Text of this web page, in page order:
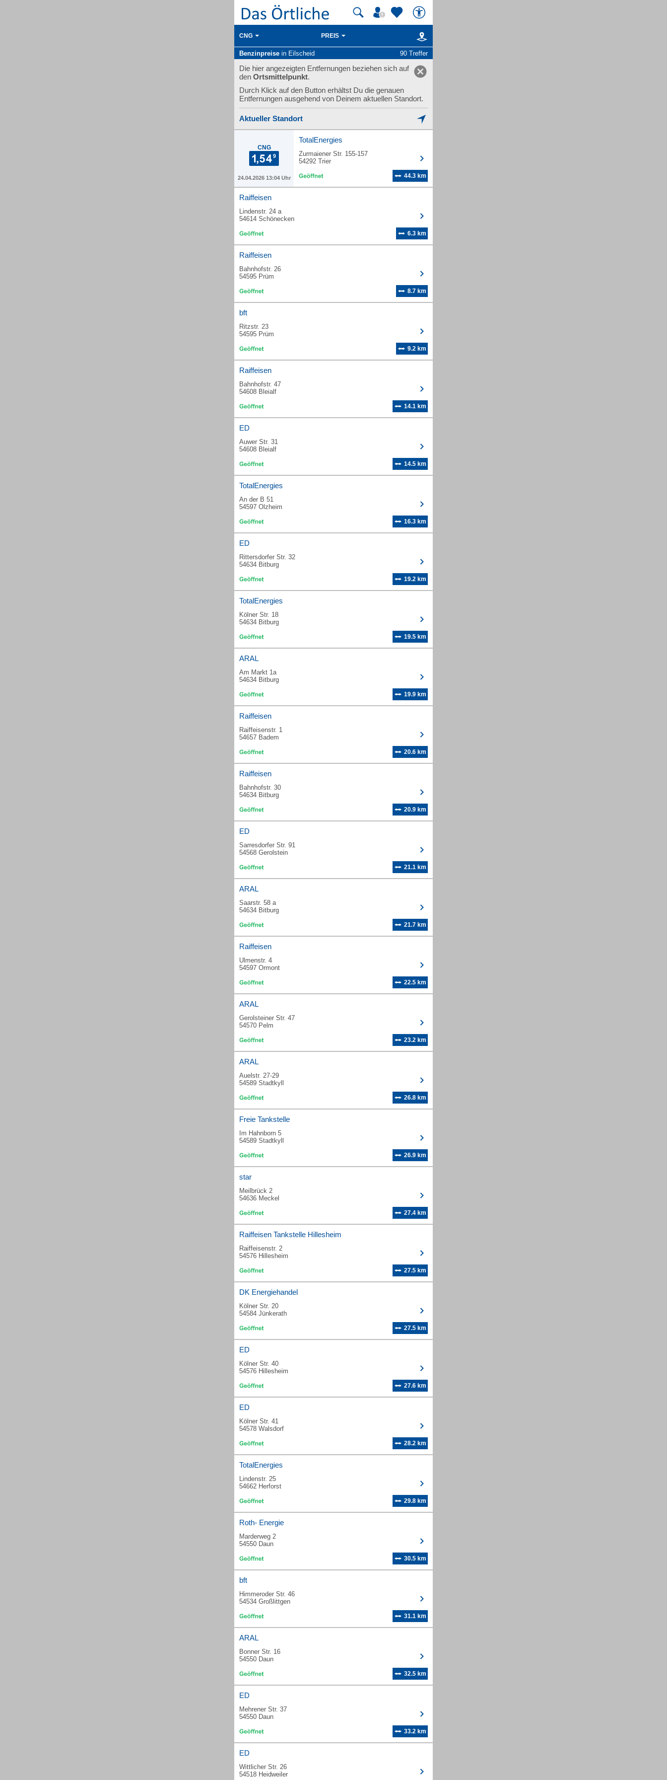
CNG PREIS
Benzinpreise in Eilscheid 90 Treffer
Die hier angezeigten Entfernungen beziehen sich auf
den Ortsmittelpunkt.
Durch Klick auf den Button erhältst Du die genauen
Entfernungen ausgehend von Deinem aktuellen Standort.
Aktueller Standort
CNG
24.04.2026 13:04 Uhr
TotalEnergies
Zurmaiener Str. 155-157
54292 Trier
44.3 km
Raiffeisen
Lindenstr. 24 a
54614 Schönecken
6.3 km
Raiffeisen
Bahnhofstr. 26
54595 Prüm
8.7 km
bft
Ritzstr. 23
54595 Prüm
9.2 km
Raiffeisen
Bahnhofstr. 47
54608 Bleialf
14.1 km
ED
Auwer Str. 31
54608 Bleialf
14.5 km
TotalEnergies
An der B 51
54597 Olzheim
16.3 km
ED
Rittersdorfer Str. 32
54634 Bitburg
19.2 km
TotalEnergies
Kölner Str. 18
54634 Bitburg
19.5 km
ARAL
Am Markt 1a
54634 Bitburg
19.9 km
Raiffeisen
Raiffeisenstr. 1
54657 Badem
20.6 km
Raiffeisen
Bahnhofstr. 30
54634 Bitburg
20.9 km
ED
Sarresdorfer Str. 91
54568 Gerolstein
21.1 km
ARAL
Saarstr. 58 a
54634 Bitburg
21.7 km
Raiffeisen
Ulmenstr. 4
54597 Ormont
22.5 km
ARAL
Gerolsteiner Str. 47
54570 Pelm
23.2 km
ARAL
Auelstr. 27-29
54589 Stadtkyll
26.8 km
Freie Tankstelle
Im Hahnborn 5
54589 Stadtkyll
26.9 km
star
Meilbrück 2
54636 Meckel
27.4 km
Raiffeisen Tankstelle Hillesheim
Raiffeisenstr. 2
54576 Hillesheim
27.5 km
DK Energiehandel
Kölner Str. 20
54584 Jünkerath
27.5 km
ED
Kölner Str. 40
54576 Hillesheim
27.6 km
ED
Kölner Str. 41
54578 Walsdorf
28.2 km
TotalEnergies
Lindenstr. 25
54662 Herforst
29.8 km
Roth- Energie
Marderweg 2
54550 Daun
30.5 km
bft
Himmeroder Str. 46
54534 Großlittgen
31.1 km
ARAL
Bonner Str. 16
54550 Daun
32.5 km
ED
Mehrener Str. 37
54550 Daun
33.2 km
ED
Wittlicher Str. 26
54518 Heidweiler